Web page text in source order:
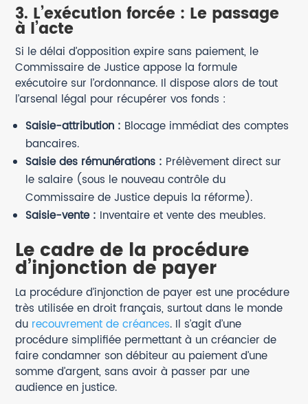
3. L’exécution forcée : Le passage
à l’acte
Si le délai d’opposition expire sans paiement, le
Commissaire de Justice appose la formule
exécutoire sur l’ordonnance. Il dispose alors de tout
l’arsenal légal pour récupérer vos fonds :
Saisie-attribution : Blocage immédiat des comptes
bancaires.
Saisie des rémunérations : Prélèvement direct sur
le salaire (sous le nouveau contrôle du
Commissaire de Justice depuis la réforme).
Saisie-vente : Inventaire et vente des meubles.
Le cadre de la procédure
d’injonction de payer
La procédure d’injonction de payer est une procédure
très utilisée en droit français, surtout dans le monde
du recouvrement de créances. Il s’agit d’une
procédure simplifiée permettant à un créancier de
faire condamner son débiteur au paiement d’une
somme d’argent, sans avoir à passer par une
audience en justice.